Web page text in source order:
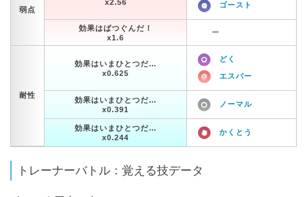
弱点
x2.56
ゴースト
効果はばつぐんだ！
x1.6
ー
耐性
効果はいまひとつだ…
x0.625
どく
エスパー
効果はいまひとつだ…
x0.391
ノーマル
効果はいまひとつだ…
x0.244
かくとう
トレーナーバトル：覚える技データ